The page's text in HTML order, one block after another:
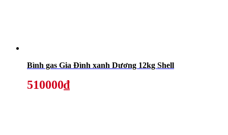
Bình gas Gia Đình xanh Dương 12kg Shell
510000₫